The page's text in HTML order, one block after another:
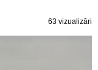
63 vizualizări